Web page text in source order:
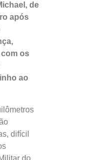
de
após
os
ao
difícil
do